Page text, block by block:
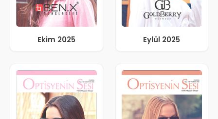
Ekim 2025 Eylül 2025